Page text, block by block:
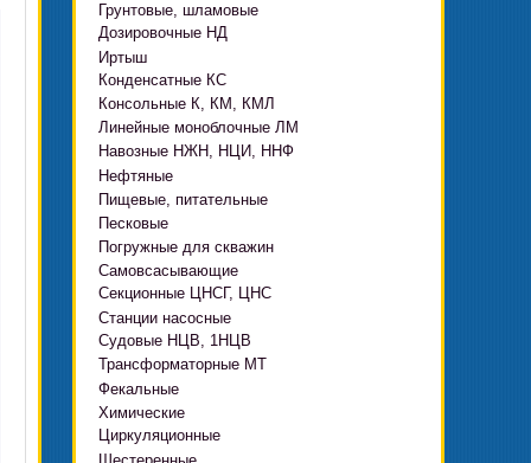
Ф, Фр
с HMS Control
Д, 1Д
ЦН
DeLium
Грунтовые, шламовые
ГРАТ, ГРАК, ГРАР
ВШН
Дозировочные НД
Иртыш
ПФ, НФ, ПД
ЦМЛ
ЦМК
Конденсатные КС
Консольные К, КМ, КМЛ
Линейные моноблочные ЛМ
Навозные НЖН, НЦИ, ННФ
Нефтяные
НВ, НВЕ, НДВ
КМC
4(5,6)НК
КМХ Адонис
Пищевые, питательные
ОНЦ, СНЦ
ЦВК
ПЭ
Поршневые на пару
Песковые
П, ПР, ПБ, ПК, ПРВП
ППР, ППК вертикальные
Погружные для скважин
ЭЦВ Ливнынасос
ЭЦВ Промбурвод
2ЭЦВ
БЦП М
CRS
СПА 4
Самовсасывающие
АНС
С-569
С-245
Секционные ЦНСГ, ЦНС
Станции насосные
СУЗ, HMS Control
Автоматические САУ
Садовые Ингро CAM
Судовые НЦВ, 1НЦВ
Трансформаторные МТ
Фекальные
СМ, 1СМ, 2СМ
СД, СДВ
Химические
Х
Циркуляционные